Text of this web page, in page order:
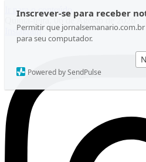
Inscrever-se para receber
Permitir que
para seu computador.
Powered by SendPulse
Ir para o conteúdo
Quinta-feira, 06 de Agosto de 2026
Instagram